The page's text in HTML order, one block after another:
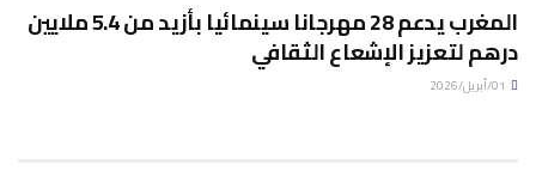
المغرب يدعم 28 مهرجانا سينمائيا بأزيد من 5.4 ملايين
درهم لتعزيز الإشعاع الثقافي